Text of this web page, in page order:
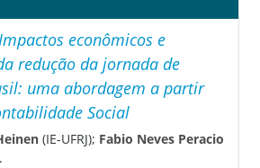
econômicos e
redução da jornada de
uma abordagem a partir
Social
(IE-UFRJ); Fabio Neves Peracio